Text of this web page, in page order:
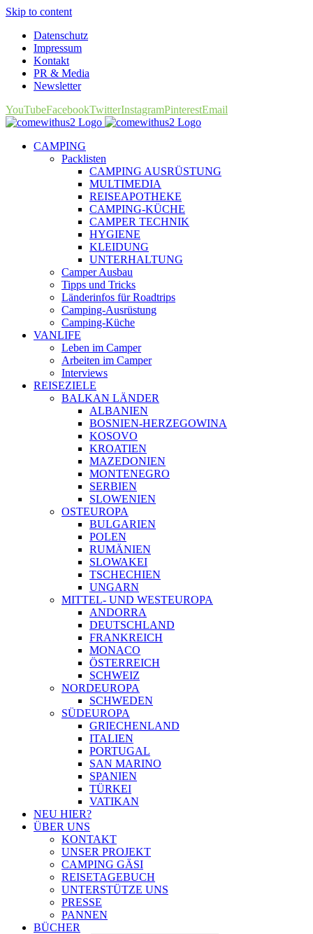
Skip to content
Datenschutz
Impressum
Kontakt
PR & Media
Newsletter
YouTubeFacebookTwitterInstagramPinterestEmail
CAMPING
Packlisten
CAMPING AUSRÜSTUNG
MULTIMEDIA
REISEAPOTHEKE
CAMPING-KÜCHE
CAMPER TECHNIK
HYGIENE
KLEIDUNG
UNTERHALTUNG
Camper Ausbau
Tipps und Tricks
Länderinfos für Roadtrips
Camping-Ausrüstung
Camping-Küche
VANLIFE
Leben im Camper
Arbeiten im Camper
Interviews
REISEZIELE
BALKAN LÄNDER
ALBANIEN
BOSNIEN-HERZEGOWINA
KOSOVO
KROATIEN
MAZEDONIEN
MONTENEGRO
SERBIEN
SLOWENIEN
OSTEUROPA
BULGARIEN
POLEN
RUMÄNIEN
SLOWAKEI
TSCHECHIEN
UNGARN
MITTEL- UND WESTEUROPA
ANDORRA
DEUTSCHLAND
FRANKREICH
MONACO
ÖSTERREICH
SCHWEIZ
NORDEUROPA
SCHWEDEN
SÜDEUROPA
GRIECHENLAND
ITALIEN
PORTUGAL
SAN MARINO
SPANIEN
TÜRKEI
VATIKAN
NEU HIER?
ÜBER UNS
KONTAKT
UNSER PROJEKT
CAMPING GÄSI
REISETAGEBUCH
UNTERSTÜTZE UNS
PRESSE
PANNEN
BÜCHER